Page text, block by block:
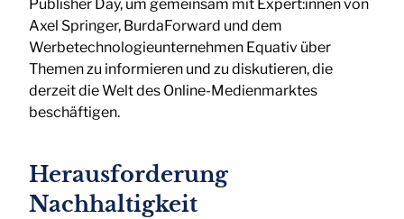
Publisher Day, um gemeinsam mit Expert:innen von
Axel Springer, BurdaForward und dem
Werbetechnologieunternehmen Equativ über
Themen zu informieren und zu diskutieren, die
derzeit die Welt des Online-Medienmarktes
beschäftigen.
Herausforderung
Nachhaltigkeit